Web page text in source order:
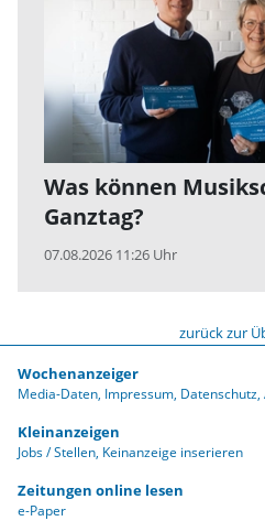
Was können
Ganztag?
07.08.2026 11:26 Uhr
zurück zur
Wochenanzeiger
Media-Daten Impressum Datenschutz
Kleinanzeigen
Jobs / Stellen Keinanzeige inserieren
Zeitungen online lesen
e-Paper